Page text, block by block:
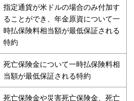
指定通貨が米ドルの場合のみ付加す
ることができ、年金原資について一
時払保険料相当額が最低保証される
特約
死亡保険金について一時払保険料相
当額が最低保証される特約
死亡保険金や災害死亡保険金、死亡